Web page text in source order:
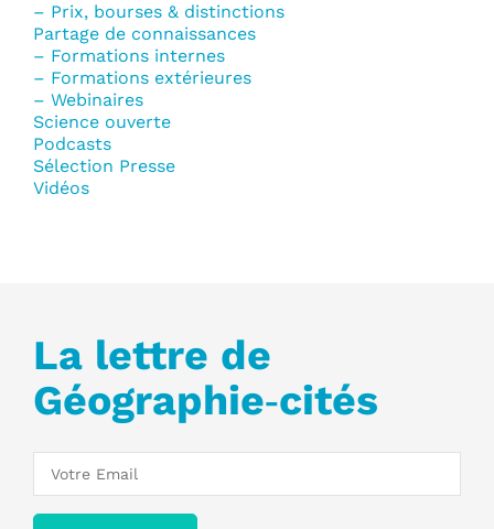
– Prix, bourses & distinctions
Partage de connaissances
– Formations internes
– Formations extérieures
– Webinaires
Science ouverte
Podcasts
Sélection Presse
Vidéos
La lettre de
Géographie‑cités